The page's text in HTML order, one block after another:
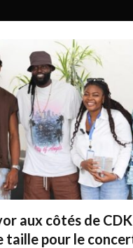
aux côtés de
taille pour le